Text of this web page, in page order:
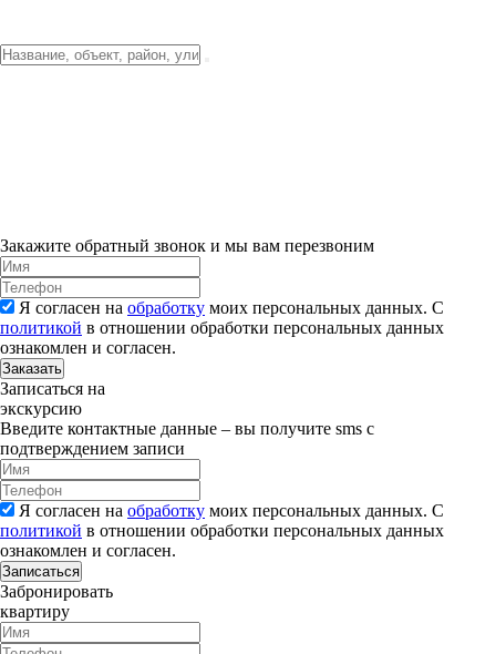
Закажите обратный звонок и мы вам перезвоним
Я согласен на обработку моих персональных данных. С
политикой в отношении обработки персональных данных
ознакомлен и согласен.
Заказать
Записаться на
экскурсию
Введите контактные данные – вы получите sms с
подтверждением записи
Я согласен на обработку моих персональных данных. С
политикой в отношении обработки персональных данных
ознакомлен и согласен.
Записаться
Забронировать
квартиру